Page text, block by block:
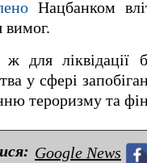
Нацбанком
ж для
у сфері
тероризму та
Google News